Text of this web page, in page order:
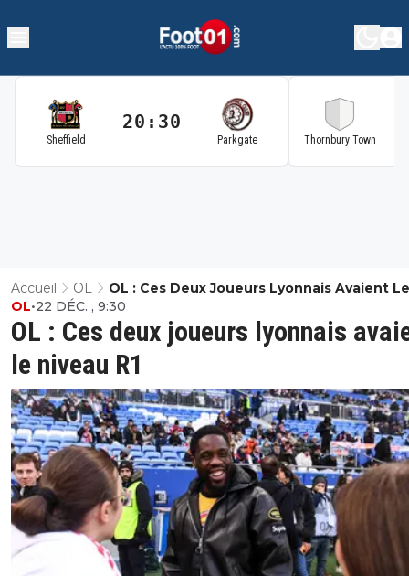
Sheffield
20:30
Parkgate Thornbury Town
Accueil OL
OL : Ces Deux Joueurs Lyonnais Avaient Le
Niveau R1
OL : Ces deux joueurs lyonnais
le niveau R1
OL•22 DÉC. , 9:30